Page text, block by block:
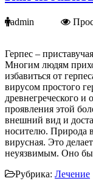
admin
Герпес –
Многим людям
избавиться от
вирусом простого
древнегреческого и
проявления этой
внешний вид и
носителю. Природа
вирусная. Это
неуязвимым. Оно
Рубрика: Лечение